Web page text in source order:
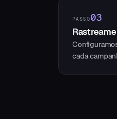
PASSO03
cada